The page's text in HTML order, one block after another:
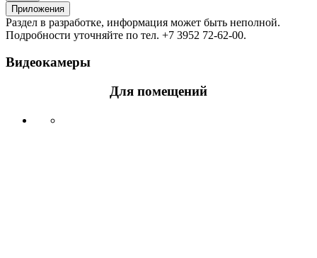
Приложения
Раздел в разработке, информация может быть неполной.
Подробности уточняйте по тел. +7 3952 72-62-00.
Видеокамеры
Для помещений